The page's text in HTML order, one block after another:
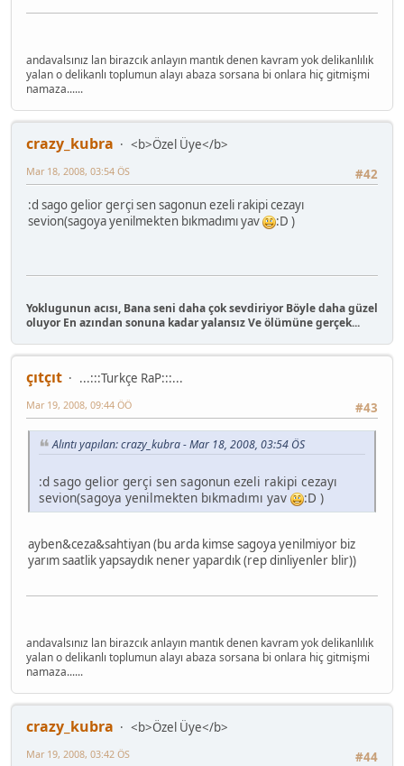
andavalsınız lan birazcık anlayın mantık denen kavram yok delikanlılık
yalan o delikanlı toplumun alayı abaza sorsana bi onlara hiç gitmişmi
namaza......
crazy_kubra
<b>Özel Üye</b>
#42
Mar 18, 2008, 03:54 ÖS
:d sago gelior gerçi sen sagonun ezeli rakipi cezayı
sevion(sagoya yenilmekten bıkmadımı yav
:D )
Yoklugunun acısı, Bana seni daha çok sevdiriyor Böyle daha güzel
oluyor En azından sonuna kadar yalansız Ve ölümüne gerçek...
çıtçıt
...:::Turkçe RaP:::...
#43
Mar 19, 2008, 09:44 ÖÖ
Alıntı yapılan: crazy_kubra - Mar 18, 2008, 03:54 ÖS
:d sago gelior gerçi sen sagonun ezeli rakipi cezayı
sevion(sagoya yenilmekten bıkmadımı yav
:D )
ayben&ceza&sahtiyan (bu arda kimse sagoya yenilmiyor biz
yarım saatlik yapsaydık nener yapardık (rep dinliyenler blir))
andavalsınız lan birazcık anlayın mantık denen kavram yok delikanlılık
yalan o delikanlı toplumun alayı abaza sorsana bi onlara hiç gitmişmi
namaza......
crazy_kubra
<b>Özel Üye</b>
#44
Mar 19, 2008, 03:42 ÖS